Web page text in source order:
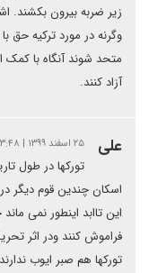
زیر ضربه بیرون بکشند.
وگرنه در مورد ترکیه حق
متحد شوند آنگاه با کمک
آزاد کنند.
علی ۲۵ اسفند ۱۳۹۹ | ۱۳:۴۸
تورکها در طول
اسکان چندین قوم دیگر
این تاابد اینطور نمی
فراموش کنند ودر اثر
تورکها هم صبر ایوب